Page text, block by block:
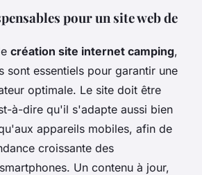
pour un site web de
création site internet camping,
sont essentiels pour garantir une
optimale. Le site doit être
à-dire qu'il s'adapte aussi bien
appareils mobiles, afin de
croissante des
Un contenu à jour,